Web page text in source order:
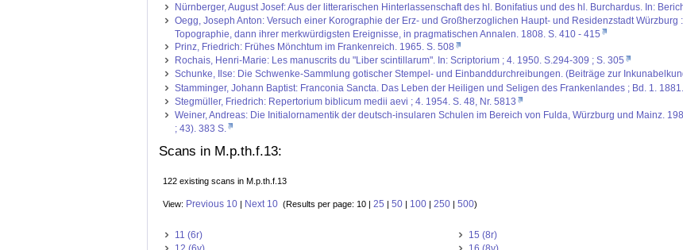
Nürnberger, August Josef: Aus der litterarischen Hinterlassenschaft des hl. Bonifatius und des hl. Burchardus. In:
Oegg, Joseph Anton: Versuch einer Korographie der Erz- und Großherzoglichen Haupt- und Residenzstadt
Topographie, dann ihrer merkwürdigsten Ereignisse, in pragmatischen Annalen. 1808. S. 410 - 415
Prinz, Friedrich: Frühes Mönchtum im Frankenreich. 1965. S. 508
Rochais, Henri-Marie: Les manuscrits du "Liber scintillarum". In: Scriptorium ; 4. 1950. S.294-309 ; S. 305
Schunke, Ilse: Die Schwenke-Sammlung gotischer Stempel- und Einbanddurchreibungen. (Beiträge zur
Stamminger, Johann Baptist: Franconia Sancta. Das Leben der Heiligen und Seligen des Frankenlandes ; Bd. 1.
Stegmüller, Friedrich: Repertorium biblicum medii aevi ; 4. 1954. S. 48, Nr. 5813
Weiner, Andreas: Die Initialornamentik der deutsch-insularen Schulen im Bereich von Fulda, Würzburg und Mainz.
; 43). 383 S.
Scans in M.p.th.f.13:
122 existing scans in M.p.th.f.13
View: Previous 10 Next 10 (Results per page: 10 | 25 50 100 250 500)
11 (6r)
15 (8r)